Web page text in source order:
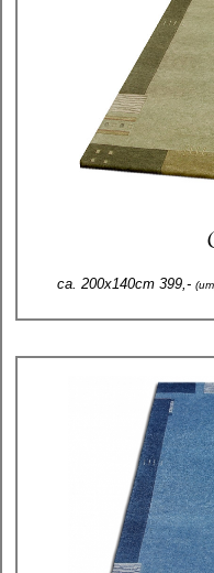
ca. 200x140cm 399,-